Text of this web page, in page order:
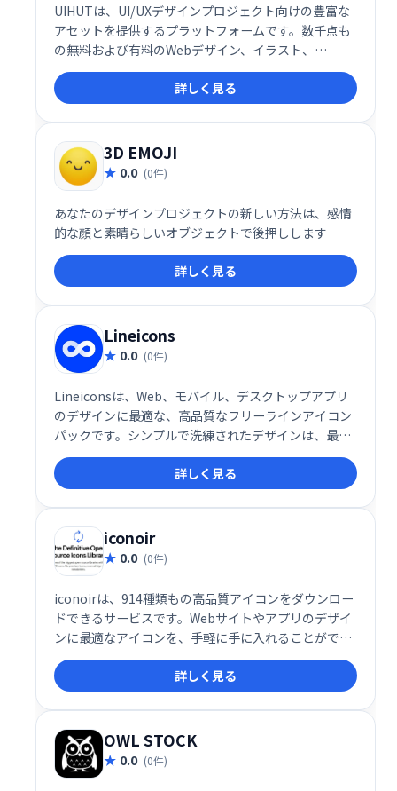
UIHUTは、UI/UXデザインプロジェクト向けの豊富な
アセットを提供するプラットフォームです。数千点も
の無料および有料のWebデザイン、イラスト、
Bootstrapテンプレート、Flutterアプリ、アイコン、
3Dイラスト、グラフィック素材をダウンロードできま
す。デザイン制作を効率化し、クオリティを高めるた
めの頼れるツールです。
詳しく見る
3D EMOJI
0.0 (0件)
あなたのデザインプロジェクトの新しい方法は、感情
的な顔と素晴らしいオブジェクトで後押しします
詳しく見る
Lineicons
0.0 (0件)
Lineiconsは、Web、モバイル、デスクトップアプリ
のデザインに最適な、高品質なフリーラインアイコン
パックです。シンプルで洗練されたデザインは、最新
のユーザーインターフェースに最適です。Web上で手
軽に利用でき、プロジェクトをより魅力的に演出しま
す。
詳しく見る
iconoir
0.0 (0件)
iconoirは、914種類もの高品質アイコンをダウンロー
ドできるサービスです。Webサイトやアプリのデザイ
ンに最適なアイコンを、手軽に手に入れることができ
ます。豊富なバリエーションから、あなたのプロジェ
クトにぴったりのアイコンを見つけましょう。
詳しく見る
OWL STOCK
0.0 (0件)